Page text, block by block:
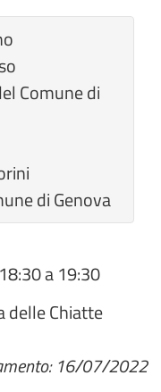
Comune di
di Genova
18:30a19:30
delle Chiatte
16/07/2022